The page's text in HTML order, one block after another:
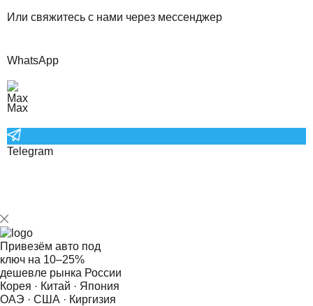
Или свяжитесь с нами через мессенджер
WhatsApp
Max
Telegram
Привезём авто под
ключ на 10–25%
дешевле рынка России
Корея · Китай · Япония
ОАЭ · США · Киргизия